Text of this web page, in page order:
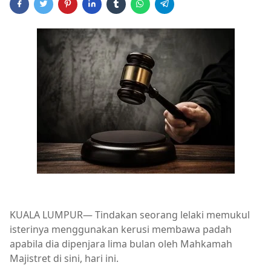
KUALA LUMPUR— Tindakan seorang lelaki memukul
isterinya menggunakan kerusi membawa padah
apabila dia dipenjara lima bulan oleh Mahkamah
Majistret di sini, hari ini.